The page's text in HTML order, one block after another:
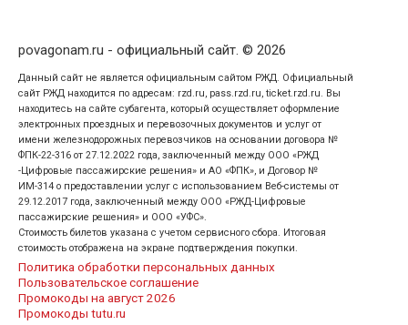
povagonam.ru - официальный сайт. © 2026
Данный сайт не является официальным сайтом РЖД. Официальный
сайт РЖД находится по адресам: rzd.ru, pass.rzd.ru, ticket.rzd.ru. Вы
находитесь на сайте субагента, который осуществляет оформление
электронных проездных и перевозочных документов и услуг от
имени железнодорожных перевозчиков на основании договора №
ФПК-22-316 от 27.12.2022 года, заключенный между ООО «РЖД
-Цифровые пассажирские решения» и АО «ФПК», и Договор №
ИМ-314 о предоставлении услуг с использованием Веб-системы от
29.12.2017 года, заключенный между ООО «РЖД-Цифровые
пассажирские решения» и ООО «УФС».
Стоимость билетов указана с учетом сервисного сбора. Итоговая
стоимость отображена на экране подтверждения покупки.
Политика обработки персональных данных
Пользовательское соглашение
Промокоды на август 2026
Промокоды tutu.ru